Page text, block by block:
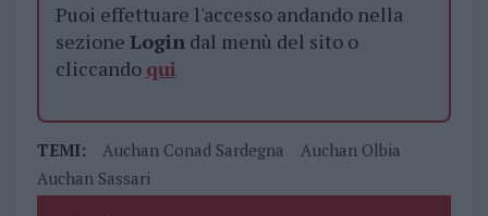
Puoi effettuare l'accesso andando nella
sezione Logindal menù del sito o
cliccando qui
TEMI: Auchan Conad Sardegna
Auchan Olbia
Auchan Sassari